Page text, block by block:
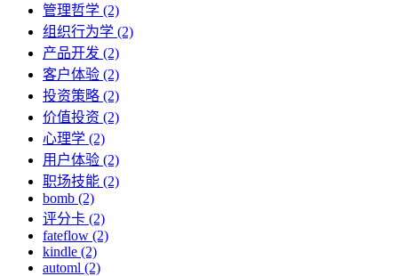
管理哲学 (2)
组织行为学 (2)
产品开发 (2)
客户体验 (2)
投资策略 (2)
价值投资 (2)
心理学 (2)
用户体验 (2)
职场技能 (2)
bomb (2)
评分卡 (2)
fateflow (2)
kindle (2)
automl (2)